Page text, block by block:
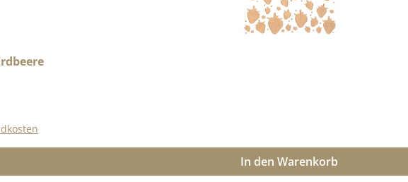
In den Warenkorb